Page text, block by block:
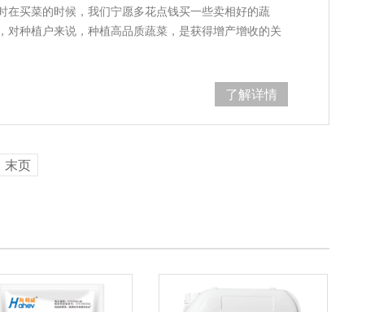
在买菜的时候，我们宁愿多花点钱买一些卖相好的蔬
对种植户来说，种植高品质蔬菜，是获得增产增收的关
了解详情
末页